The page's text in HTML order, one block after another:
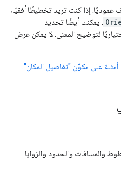
إذا كنت تريد تخطيطًا أفقيًا،
. يمكنك أيضًا تحديد
لتوضيح المعنى. لا يمكن عرض
على مكوّن "تفاصيل المكان".
والحدود والزوايا